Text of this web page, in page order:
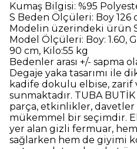
Kumaş Bilgisi: %95
S Beden Ölçüleri: Boy 126
Modelin üzerindeki ürün
Model Ölçüleri: Boy: 1.60,
90 cm, Kilo:55 kg
Bedenler arası +/- sapma
Degaje yaka tasarımı ile
kadife dokulu elbise,
sunmaktadır. TUBA BUTİK
parça, etkinlikler,
mükemmel bir seçimdir.
yer alan gizli fermuar,
sağlarken hem de giyimi